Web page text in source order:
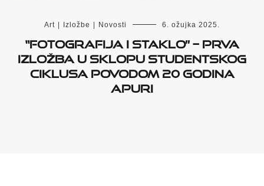
Art Izložbe Novosti 6. ožujka 2025.
“Fotografija i staklo” – prva
izložba u sklopu studentskog
ciklusa povodom 20 godina
APURI